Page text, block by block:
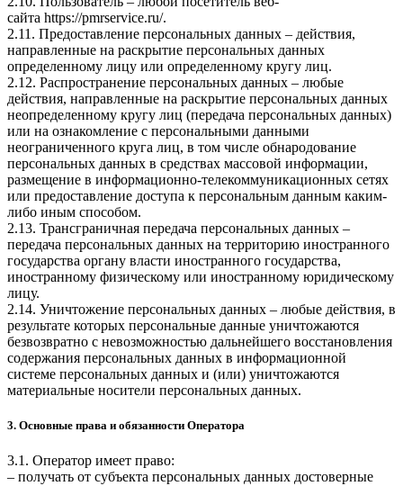
сайта https://pmrservice.ru/.
2.11. Предоставление персональных данных – действия,
направленные на раскрытие персональных данных
определенному лицу или определенному кругу лиц.
2.12. Распространение персональных данных – любые
действия, направленные на раскрытие персональных данных
неопределенному кругу лиц (передача персональных данных)
или на ознакомление с персональными данными
неограниченного круга лиц, в том числе обнародование
персональных данных в средствах массовой информации,
размещение в информационно-телекоммуникационных сетях
или предоставление доступа к персональным данным каким-
либо иным способом.
2.13. Трансграничная передача персональных данных –
передача персональных данных на территорию иностранного
государства органу власти иностранного государства,
иностранному физическому или иностранному юридическому
лицу.
2.14. Уничтожение персональных данных – любые действия, в
результате которых персональные данные уничтожаются
безвозвратно с невозможностью дальнейшего восстановления
содержания персональных данных в информационной
системе персональных данных и (или) уничтожаются
материальные носители персональных данных.
3. Основные права и обязанности Оператора
3.1. Оператор имеет право:
– получать от субъекта персональных данных достоверные